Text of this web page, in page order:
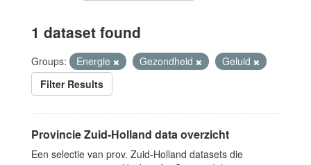
1 dataset found
Groups: Energie Gezondheid
Geluid
Filter Results
Provincie Zuid-Holland data overzicht
Een selectie van prov. Zuid-Holland datasets die